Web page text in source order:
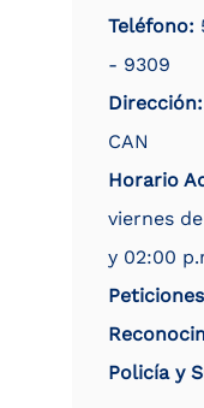
Teléfono:
- 9309
Dirección:
CAN
Horario
viernes
y 02:00
Policía y